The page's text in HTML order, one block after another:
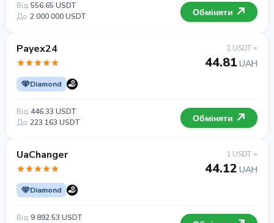
Від 556.65 USDT
До 2 000 000 USDT Обміняти
Payex24
Diamond
1 USDT =
44.81 UAH
Від 446.33 USDT
До 223 163 USDT Обміняти
UaChanger
Diamond
1 USDT =
44.12 UAH
Від 9 892.53 USDT